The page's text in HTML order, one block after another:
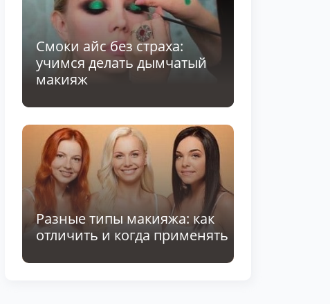
Смоки айс без страха:
учимся делать дымчатый
макияж
Разные типы макияжа: как
отличить и когда применять